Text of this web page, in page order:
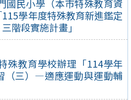
國民小學（本市特殊教育資
學年度特殊教育新進鑑定
階段實施計畫」
殊教育學校辦理「114學年
（三）—適應運動與運動輔